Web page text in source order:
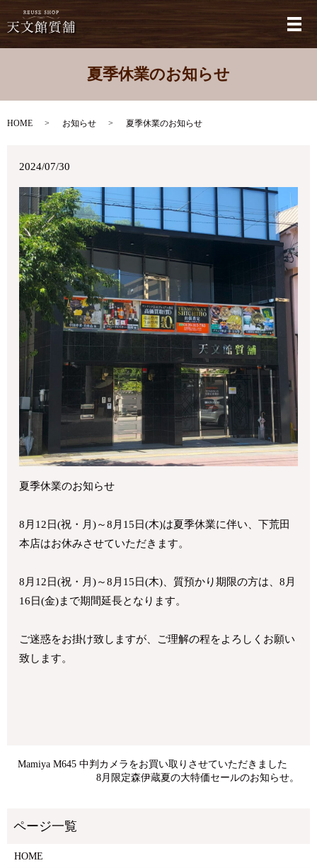
メ
夏季休業のお知らせ
HOME お知らせ 夏季休業のお知らせ
2024/07/30
夏季休業のお知らせ
8月12日(祝・月)～8月15日(木)は夏季休業に伴い、下荒田
本店はお休みさせていただきます。
8月12日(祝・月)～8月15日(木)、質預かり期限の方は、8月
16日(金)まで期間延長となります。
ご迷惑をお掛け致しますが、ご理解の程をよろしくお願い
致します。
Mamiya M645 中判カメラをお買い取りさせていただきました
8月限定森伊蔵夏の大特価セールのお知らせ。
HOME